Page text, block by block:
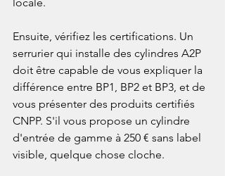
locale.
Ensuite, vérifiez les certifications. Un
serrurier qui installe des cylindres A2P
doit être capable de vous expliquer la
différence entre BP1, BP2 et BP3, et de
vous présenter des produits certifiés
CNPP. S'il vous propose un cylindre
d'entrée de gamme à 250 € sans label
visible, quelque chose cloche.